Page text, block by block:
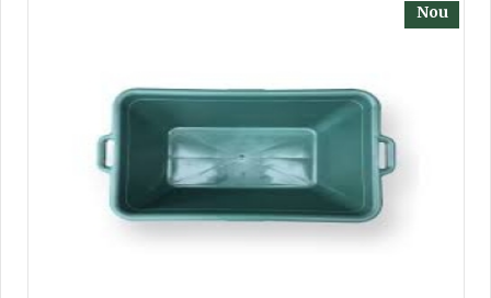
Nou